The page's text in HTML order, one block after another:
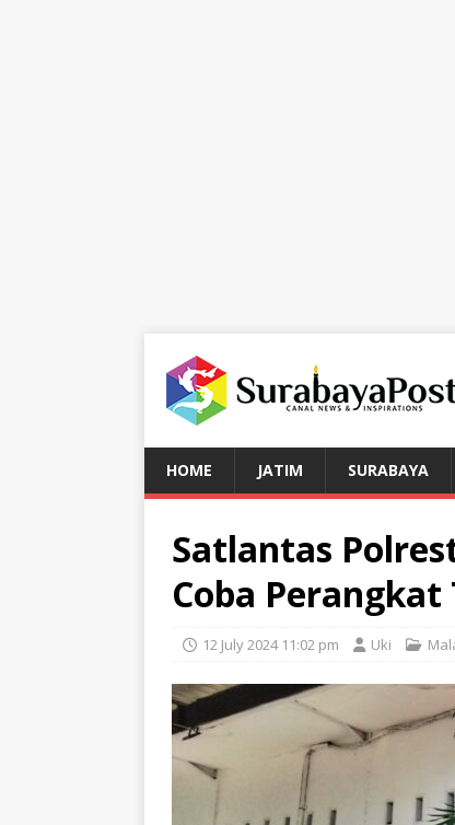
HOME JATIM SURABAYA
Satlantas
Coba Perangkat
12 July 2024 11:02 pm Uki